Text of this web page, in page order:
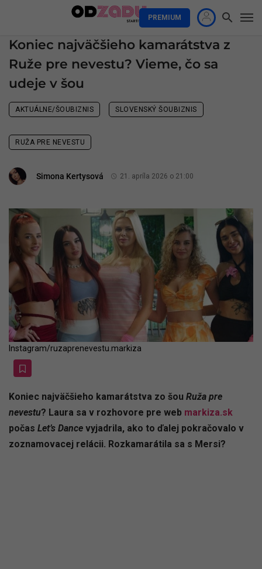
PREMIUM
Koniec najväčšieho kamarátstva z
Ruže pre nevestu? Vieme, čo sa
udeje v šou
AKTUÁLNE/ŠOUBIZNIS SLOVENSKÝ ŠOUBIZNIS
RUŽA PRE NEVESTU
Simona Kertysová 21. apríla 2026 o 21:00
Instagram/ruzaprenevestu.markiza
Koniec najväčšieho kamarátstva zo šou Ruža pre
nevestu? Laura sa v rozhovore pre web markiza.sk
počas Let’s Dance vyjadrila, ako to ďalej pokračovalo v
zoznamovacej relácii. Rozkamarátila sa s Mersi?